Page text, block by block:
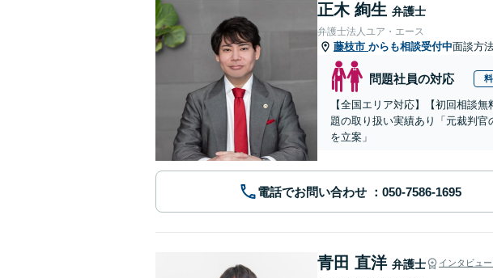
正木 絢生 弁護士
弁護士法人ユア・エース
藤枝市 からも相談受付中面談方
問題社員の対応
【全国エリア対応】【初回相談
題の取り扱い実績あり「元裁判
を立案」
電話でお問い合わせ
青田 直洋 弁護士 インタビュ